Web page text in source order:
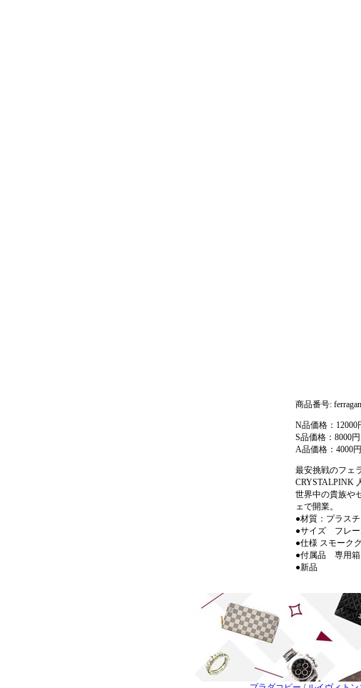
商品番号:
N品価格：12000
S品価格：8000円
A品価格：4000円
最安挑戦のフェ
CRYSTALPINK
世界中の貴族や
ェで開業。
●材質：プラスチ
●サイズ フレー
●仕様 スモーク
●付属品 専用
●新品